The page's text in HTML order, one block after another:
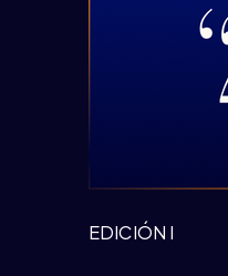
EDICIÓN I